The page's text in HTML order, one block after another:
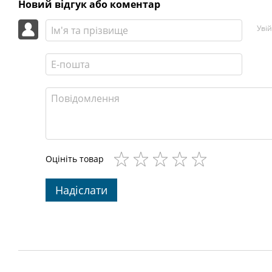
Новий відгук або коментар
Оцініть товар
Надіслати